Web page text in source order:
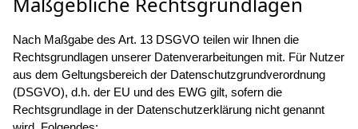
Nach Maßgabe des Art. 13 DSGVO teilen wir Ihnen die
Rechtsgrundlagen unserer Datenverarbeitungen mit. Für Nutzer
aus dem Geltungsbereich der Datenschutzgrundverordnung
(DSGVO), d.h. der EU und des EWG gilt, sofern die
Rechtsgrundlage in der Datenschutzerklärung nicht genannt